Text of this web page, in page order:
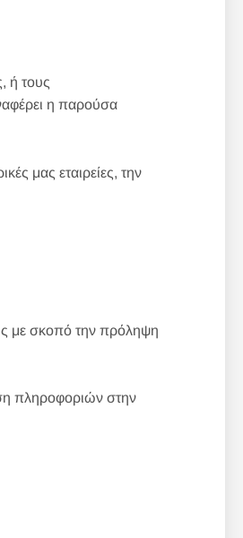
ή τους
η παρούσα
μας εταιρείες, την
με σκοπό την πρόληψη
πληροφοριών στην